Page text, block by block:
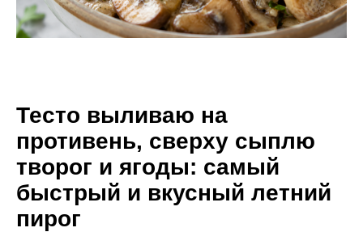
Тесто выливаю на
противень, сверху сыплю
творог и ягоды: самый
быстрый и вкусный летний
пирог